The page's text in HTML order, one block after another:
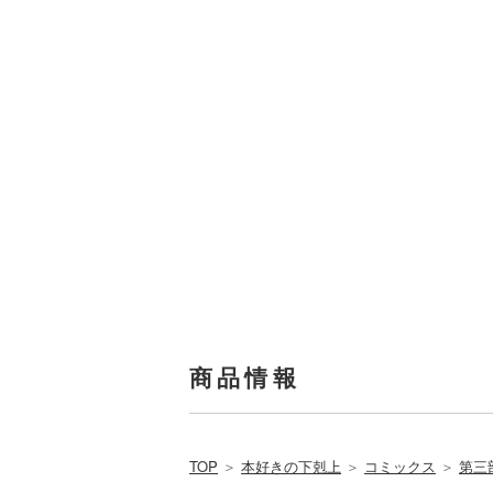
商品情報
TOP ＞ 本好きの下剋上 ＞ コミックス ＞ 第三